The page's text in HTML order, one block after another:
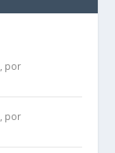
, por
, por